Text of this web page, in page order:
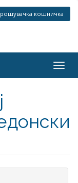
кошничка